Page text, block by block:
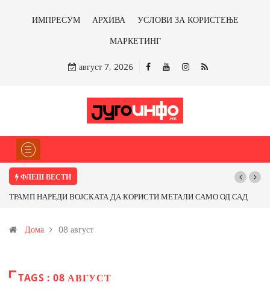
ИМПРЕСУМ АРХИВА
УСЛОВИ ЗА КОРИСТЕЊЕ
МАРКЕТИНГ
август 7, 2026
ФЛЕШ ВЕСТИ
ТРАМП НАРЕДИ ВОЈСКАТА ДА КОРИСТИ МЕТАЛИ САМО ОД САД
Иловица и со антимонот?
Дома 08 август
TAGS : 08 АВГУСТ